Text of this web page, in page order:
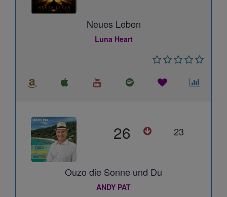
Neues Leben
Luna Heart
26 23
Ouzo die Sonne und Du
ANDY PAT